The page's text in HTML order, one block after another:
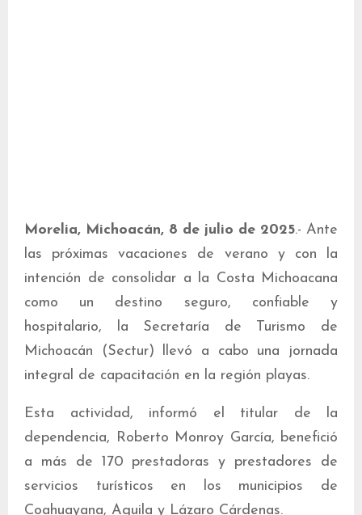
Morelia, Michoacán, 8 de julio de 2025.- Ante
las próximas vacaciones de verano y con la
intención de consolidar a la Costa Michoacana
como un destino seguro, confiable y
hospitalario, la Secretaría de Turismo de
Michoacán (Sectur) llevó a cabo una jornada
integral de capacitación en la región playas.
Esta actividad, informó el titular de la
dependencia, Roberto Monroy García, benefició
a más de 170 prestadoras y prestadores de
servicios turísticos en los municipios de
Coahuayana, Aquila y Lázaro Cárdenas.